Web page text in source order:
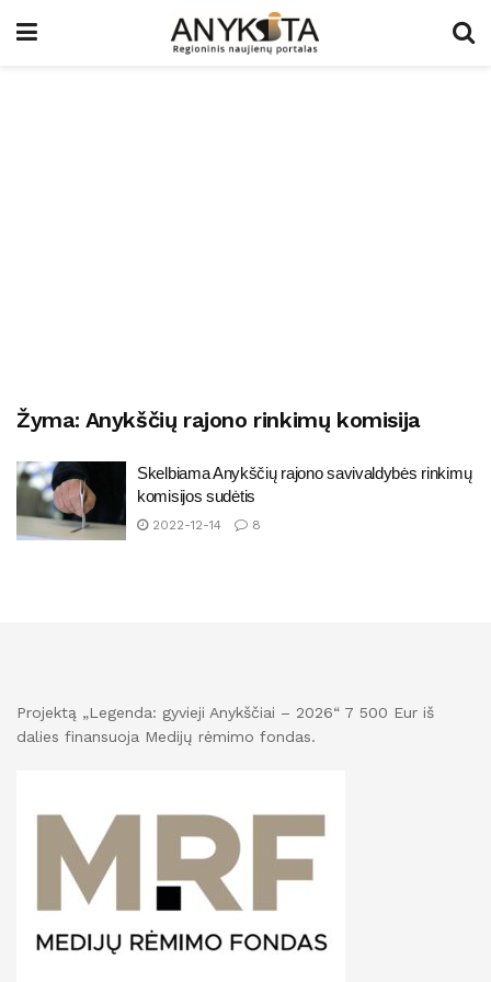
Žyma: Anykščių rajono rinkimų komisija
Skelbiama Anykščių rajono savivaldybės rinkimų
komisijos sudėtis
2022-12-14 8
Projektą „Legenda: gyvieji Anykščiai – 2026“ 7 500 Eur iš
dalies finansuoja Medijų rėmimo fondas.